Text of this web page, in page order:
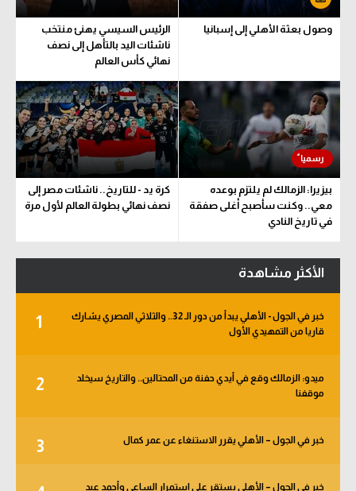
وصول بعثة الأهلي إلى إسبانيا
الرئيس السيسي يهنئ منتخب
ناشئات اليد بالتأهل إلى نصف
نهائي كأس العالم
بيزيرا: الزمالك لم يلتزم بوعده
معي.. وكنت سأصبح أغلى صفقة
في تاريخ النادي
كرة يد - للتاريخ.. ناشئات مصر إلى
نصف نهائي بطولة العالم لأول مرة
الأكثر مشاهدة
1
خبر في الجول - الأهلي يبدأ من دور الـ 32.. والثلاثي المصري يشارك
قاريا من التمهيدي الأول
2
ميدو: الزمالك وقع في أيدي حفنة من المحتالين.. والتاريخ سيخلد
موقفنا
3 خبر في الجول – الأهلي يقرر الاستنغاء عن عمر كمال
خبر في الجول – الأهلي يستقر على استمرار الساعي وأحمد عيد